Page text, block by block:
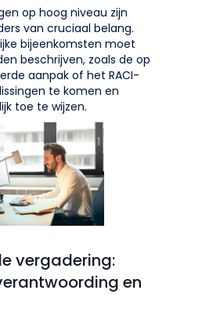
op hoog niveau zijn
van cruciaal belang.
bijeenkomsten moet
beschrijven, zoals de op
aanpak of het RACI-
te komen en
toe te wijzen.
vergadering:
en